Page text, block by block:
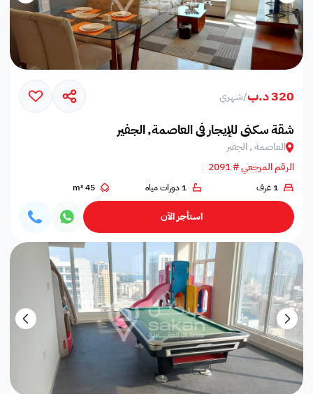
320 د.ب /شهري
شقة سكني للإيجار في العاصمة, الجفير
العاصمة , الجفير
الرقم المرجعي # 2091
1 غرف 1 دورات مياه 45 m²
استأجر الآن